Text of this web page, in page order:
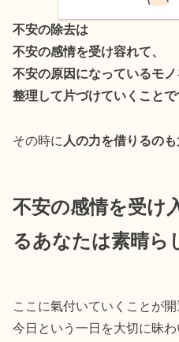
不安の除去は
不安の感情を受け容れて、
不安の原因になっているモノ
整理して片づけていくことで
その時に 人の力を借りるの
不安の感情を受け
るあなたは素晴ら
ここに氣付いていくことが開
今日という一日を大切に昧わ